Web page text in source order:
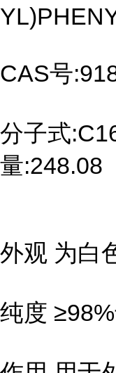
CAS号
分子式
量:248.08
外观 为白
纯度